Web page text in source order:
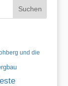
und die